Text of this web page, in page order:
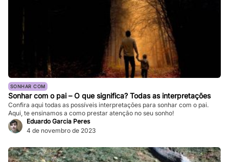
SONHAR COM
Sonhar com o pai – O que significa? Todas as interpretações
Confira aqui todas as possíveis interpretações para sonhar com o pai.
Aqui, te ensinamos a como prestar atenção no seu sonho!
Eduardo Garcia Peres
4 de novembro de 2023